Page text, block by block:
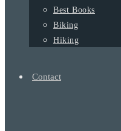
Best Books
Biking
Hiking
Contact